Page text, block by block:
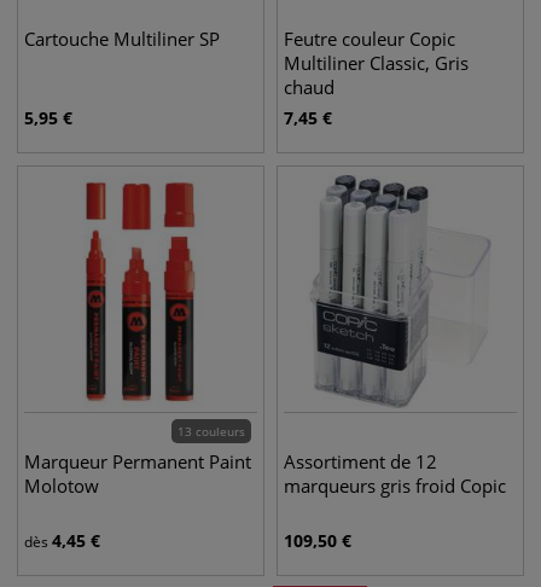
Cartouche Multiliner SP
5,95 €
Feutre couleur Copic
Multiliner Classic, Gris
chaud
7,45 €
13 couleurs
Marqueur Permanent Paint
Molotow
dès 4,45 €
Assortiment de 12
marqueurs gris froid Copic
109,50 €